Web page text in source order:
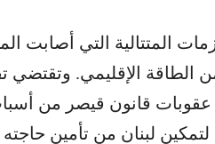
المتتالية التي أصابت
الطاقة الإقليمي. وتقتضي
عقوبات قانون قيصر من
لبنان من تأمين